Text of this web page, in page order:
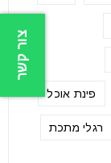
פינת אוכל
רגלי מתכת
צור קשר